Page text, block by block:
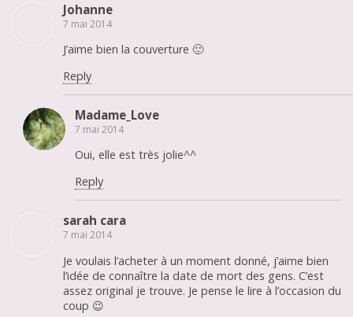
Johanne
7 mai 2014
J’aime bien la couverture 🙂
Reply
Madame_Love
7 mai 2014
Oui, elle est très jolie^^
Reply
sarah cara
7 mai 2014
Je voulais l’acheter à un moment donné, j’aime bien
l’idée de connaître la date de mort des gens. C’est
assez original je trouve. Je pense le lire à l’occasion du
coup 😉